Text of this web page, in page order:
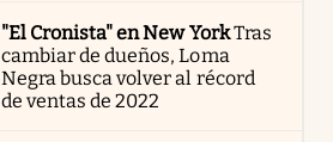
"El Cronista" en New YorkTras
cambiar de dueños, Loma
Negra busca volver al récord
de ventas de 2022